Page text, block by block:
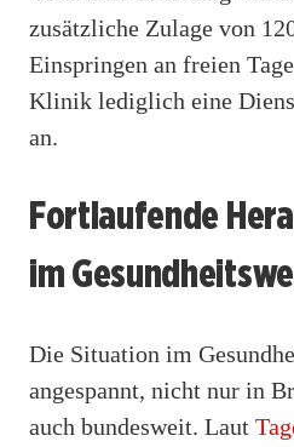
zusätzliche Zulage von
Einspringen an freien
Klinik lediglich eine
an.
Fortlaufende
im
Die Situation im
angespannt, nicht nur in
auch bundesweit. Laut